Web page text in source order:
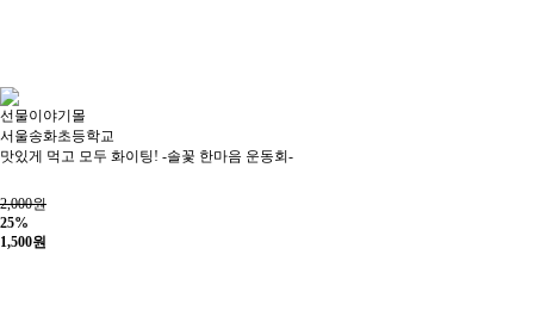
선물이야기몰
서울송화초등학교
맛있게 먹고 모두 화이팅! -솔꽃 한마음 운동회-
2,000원
25%
1,500원